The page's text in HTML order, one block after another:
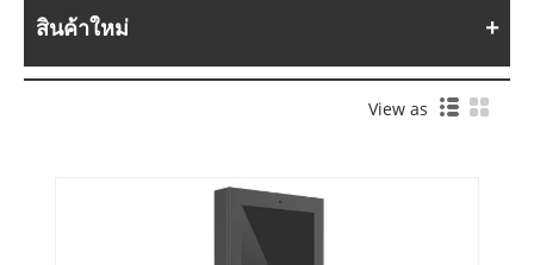
สินค้าใหม่
View as